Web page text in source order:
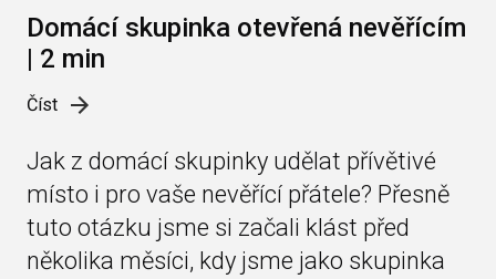
Domácí skupinka otevřená nevěřícím
| 2 min
Číst
Jak z domácí skupinky udělat přívětivé
místo i pro vaše nevěřící přátele? Přesně
tuto otázku jsme si začali klást před
několika měsíci, kdy jsme jako skupinka